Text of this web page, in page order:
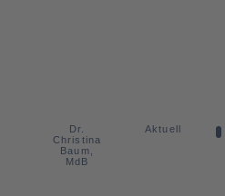
Dr.
Christina
Baum,
MdB
Aktuell